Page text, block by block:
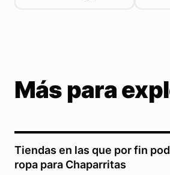
Más para
Tiendas en las que por fin
ropa para Chaparritas